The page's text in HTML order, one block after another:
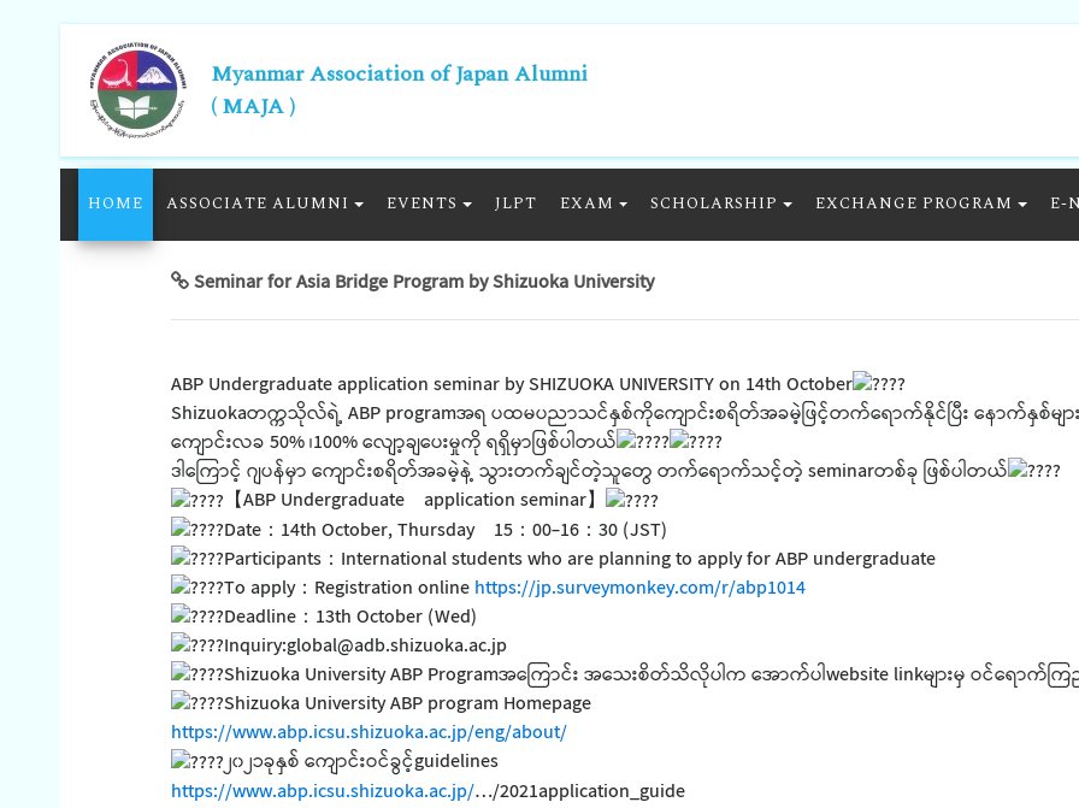
Myanmar Association of Japan Alumni
( MAJA )
HOME ASSOCIATE ALUMNI EVENTS JLPT EXAM SCHOLARSHIP EXCHANGE PROGRAM E-
Seminar for Asia Bridge Program by Shizuoka University
ABP Undergraduate application seminar by SHIZUOKA UNIVERSITY on 14th October
Shizuokaတက္ကသိုလ်ရဲ့ ABP programအရ ပထမပညာသင်နှစ်ကိုကျောင်းစရိတ်အခမဲ့ဖြင့်တက်ရောက်နိုင်ပြီး နောက်နှစ်မ
ကျောင်းလခ 50% ၊100% လျော့ချပေးမှုကို ရရှိမှာဖြစ်ပါတယ်
ဒါကြောင့် ဂျပန်မှာ ကျောင်းစရိတ်အခမဲ့နဲ့ သွားတက်ချင်တဲ့သူတွေ တက်ရောက်သင့်တဲ့ seminarတစ်ခု ဖြစ်ပါတယ်
【ABP Undergraduate application seminar】
Date：14th October, Thursday 15：00-16：30 (JST)
Participants：International students who are planning to apply for ABP undergraduate
To apply：Registration online https://jp.surveymonkey.com/r/abp1014
Deadline：13th October (Wed)
Inquiry:global@adb.shizuoka.ac.jp
Shizuoka University ABP Programအကြောင်း အသေးစိတ်သိလိုပါက အောက်ပါwebsite linkများမှ ဝင်ရောက်
Shizuoka University ABP program Homepage
https://www.abp.icsu.shizuoka.ac.jp/eng/about/
၂၀၂၁ခုနှစ် ကျောင်းဝင်ခွင့်guidelines
https://www.abp.icsu.shizuoka.ac.jp/…/2021application_guide